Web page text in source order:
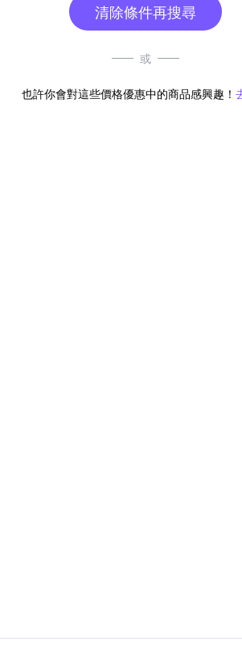
清除條件再搜尋
或
也許你會對這些價格優惠中的商品感興趣！